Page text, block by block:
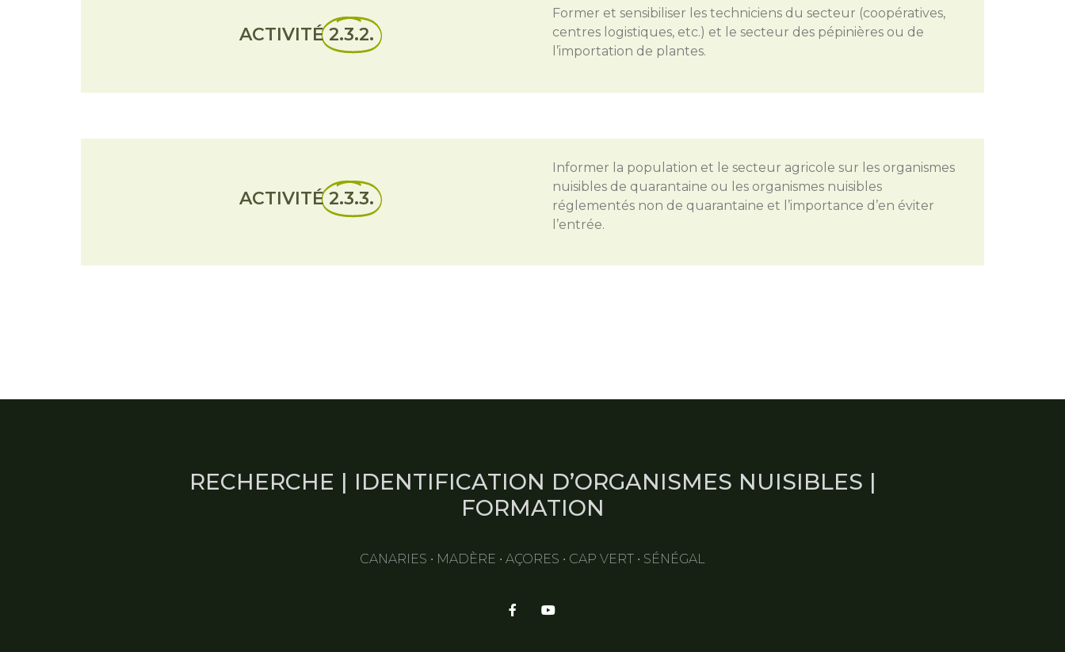
ACTIVITÉ 2.3.2.
Former et sensibiliser les techniciens du secteur (coopératives,
centres logistiques, etc.) et le secteur des pépinières ou de
l’importation de plantes.
ACTIVITÉ 2.3.3.
Informer la population et le secteur agricole sur les organismes
nuisibles de quarantaine ou les organismes nuisibles
réglementés non de quarantaine et l’importance d’en éviter
l’entrée.
RECHERCHE | IDENTIFICATION D’ORGANISMES NUISIBLES |
FORMATION
CANARIES • MADÈRE • AÇORES • CAP VERT • SÉNÉGAL